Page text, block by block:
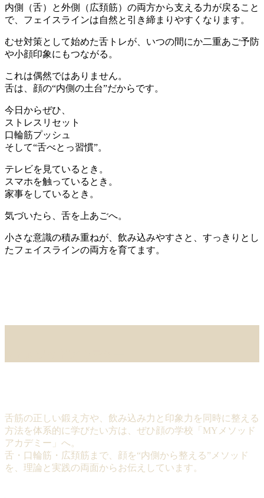
内側（舌）と外側（広頚筋）の両方から支える力が戻ること
で、フェイスラインは自然と引き締まりやすくなります。
むせ対策として始めた舌トレが、いつの間にか二重あご予防
や小顔印象にもつながる。
これは偶然ではありません。
舌は、顔の“内側の土台”だからです。
今日からぜひ、
ストレスリセット
口輪筋プッシュ
そして“舌べとっ習慣”。
テレビを見ているとき。
スマホを触っているとき。
家事をしているとき。
気づいたら、舌を上あごへ。
小さな意識の積み重ねが、飲み込みやすさと、すっきりとし
たフェイスラインの両方を育てます。
舌筋の正しい鍛え方や、飲み込み力と印象力を同時に整える
方法を体系的に学びたい方は、ぜひ顔の学校「MYメソッド
アカデミー」へ。
舌・口輪筋・広頚筋まで、顔を“内側から整える”メソッド
を、理論と実践の両面からお伝えしています。